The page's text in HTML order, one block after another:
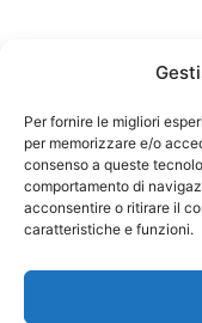
Per fornire le migliori
per memorizzare e/o
consenso a queste
comportamento di
acconsentire o ritirare il
caratteristiche e funzioni.